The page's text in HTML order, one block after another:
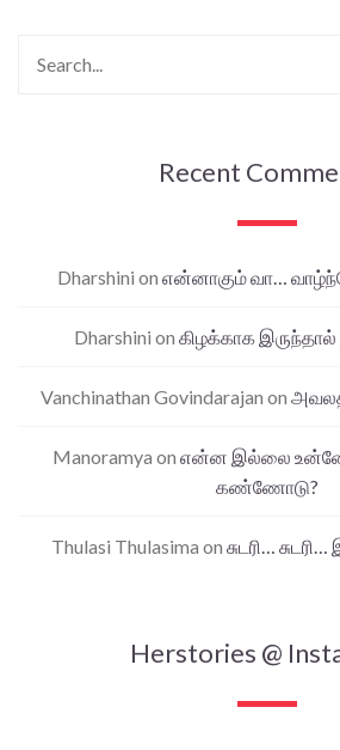
Recent
Dharshini on என்னாகும் வா…
Dharshini on கிழக்காக இருந்தால்
Vanchinathan Govindarajan on
Manoramya on என்ன இல்லை
கண்ணோடு?
Thulasi Thulasima on சுடரி…
Herstories @